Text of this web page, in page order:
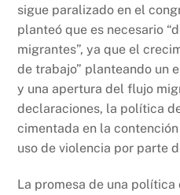
sigue paralizado en el
planteó que es necesario
migrantes”, ya que el
de trabajo” planteando un
y una apertura del flujo
declaraciones, la política
cimentada en la
uso de violencia por parte
La promesa de una